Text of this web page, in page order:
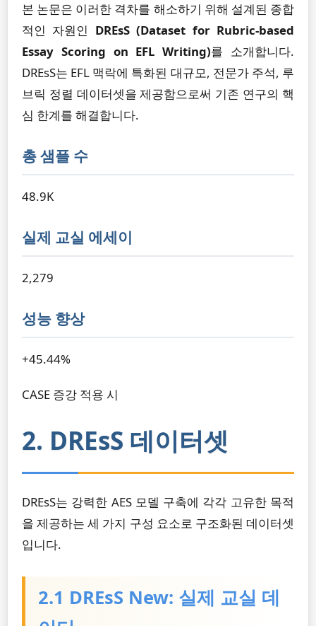
본 논문은 이러한 격차를 해소하기 위해 설계된 종합
적인 자원인 DREsS (Dataset for Rubric-based
Essay Scoring on EFL Writing)를 소개합니다.
DREsS는 EFL 맥락에 특화된 대규모, 전문가 주석, 루
브릭 정렬 데이터셋을 제공함으로써 기존 연구의 핵
심 한계를 해결합니다.
총 샘플 수
48.9K
실제 교실 에세이
2,279
성능 향상
+45.44%
CASE 증강 적용 시
2. DREsS 데이터셋
DREsS는 강력한 AES 모델 구축에 각각 고유한 목적
을 제공하는 세 가지 구성 요소로 구조화된 데이터셋
입니다.
2.1 DREsS New: 실제 교실 데